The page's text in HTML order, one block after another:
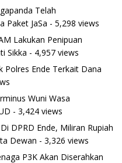
Telah
Paket JaSa - 5,298 views
Lakukan Penipuan
Sikka - 4,957 views
Polres Ende Terkait Dana
Wuni Wasa
- 3,424 views
DPRD Ende, Miliran Rupiah
Dewan - 3,326 views
P3K Akan Diserahkan